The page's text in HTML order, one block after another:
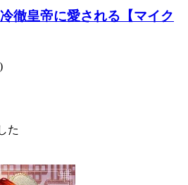
徹皇帝に愛される【マイク
た